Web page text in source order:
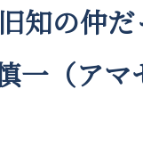
知の仲だ
（アマ